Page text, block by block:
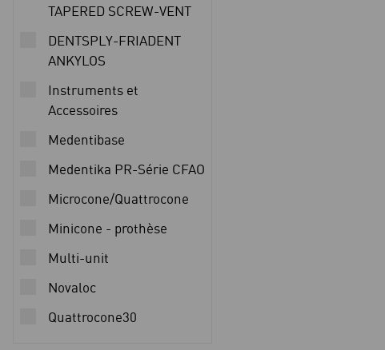
TAPERED SCREW-VENT
DENTSPLY-FRIADENT
ANKYLOS
Instruments et
Accessoires
Medentibase
Medentika PR-Série CFAO
Microcone/Quattrocone
Minicone - prothèse
Multi-unit
Novaloc
Quattrocone30